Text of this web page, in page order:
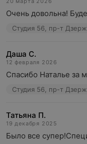
Очень довольна!
Студия 56, пр-т
Даша С.
12 февраля 2026
Спасибо Наталье за
Студия 56, пр-т
Татьяна П.
19 декабря 2025
Было все